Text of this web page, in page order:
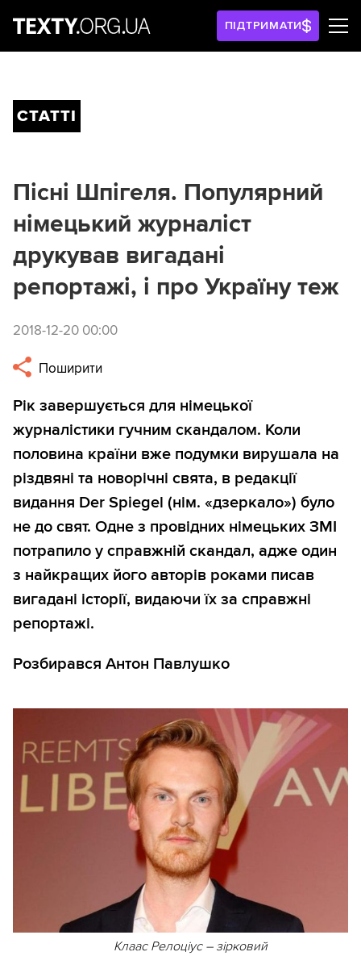
ПІДТРИМАТИ
СТАТТІ
Пісні Шпігеля. Популярний
німецький журналіст
друкував вигадані
репортажі, і про Україну теж
2018-12-20 00:00
Поширити
Рік завершується для німецької
журналістики гучним скандалом. Коли
половина країни вже подумки вирушала на
різдвяні та новорічні свята, в редакції
видання Der Spiegel (нім. «дзеркало») було
не до свят. Одне з провідних німецьких ЗМІ
потрапило у справжній скандал, адже один
з найкращих його авторів роками писав
вигадані історії, видаючи їх за справжні
репортажі.
Розбирався Антон Павлушко
Клаас Релоціус – зірковий